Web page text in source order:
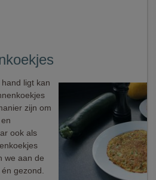
ligt kan
zijn om
ook als
we aan de
gezond.